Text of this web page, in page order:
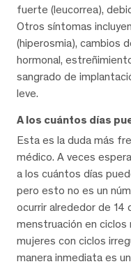
fuerte (leucorrea),
Otros síntomas
(hiperosmia), cambios
hormonal,
sangrado de
leve.
A los cuántos días
Esta es la duda más
médico. A veces
a los cuántos días
pero esto no es un
ocurrir alrededor de 14
menstruación en ciclos
mujeres con ciclos
manera inmediata es